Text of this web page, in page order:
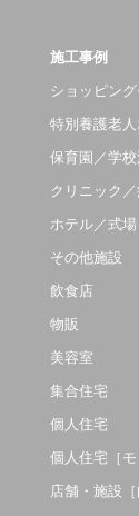
施工事例
ショッピン
特別養護老
保育園／学校
クリニック
ホテル／式場
その他施設
飲食店
物販
美容室
集合住宅
個人住宅
個人住宅［モ
店舗・施設［